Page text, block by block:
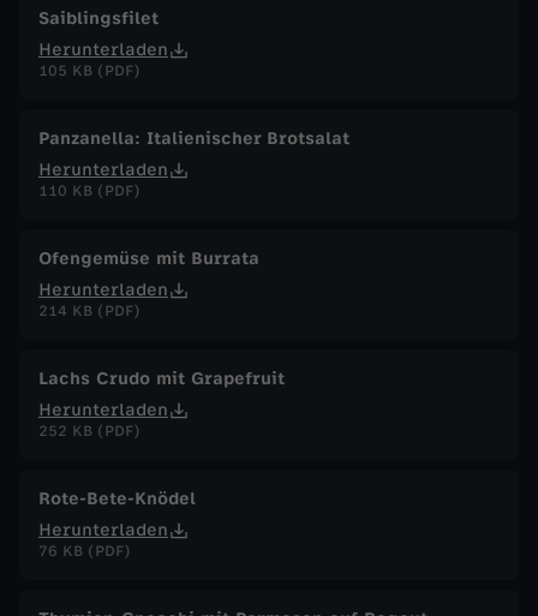
Saiblingsfilet
Herunterladen
105 KB (PDF)
Panzanella: Italienischer Brotsalat
Herunterladen
110 KB (PDF)
Ofengemüse mit Burrata
Herunterladen
214 KB (PDF)
Lachs Crudo mit Grapefruit
Herunterladen
252 KB (PDF)
Rote-Bete-Knödel
Herunterladen
76 KB (PDF)